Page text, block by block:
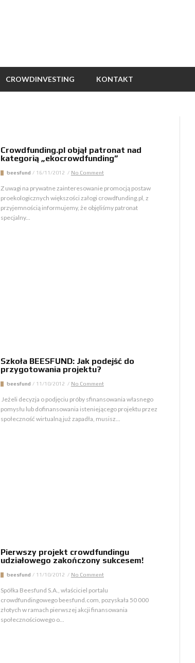
CROWDINVESTING KONTAKT
Crowdfunding.pl objął patronat nad
kategorią „ekocrowdfunding”
beesfund / 16/11/2012 / No Comment
Z uwagi na prywatne zainteresowanie promocją postaw
proekologicznych większości załogi crowdfunding.pl, z
przyjemnością informujemy, że objęliśmy patronat
specjalny...
Szkoła BEESFUND: Jak podejść do
przygotowania projektu?
beesfund / 11/10/2012 / No Comment
Jeżeli decyzja o podjęciu próby sfinansowania własnego
pomysłu lub dofinansowania isteniejącego projektu przez
społeczność wirtualną już zapadła, musisz...
Pierwszy projekt crowdfundingu
udziałowego zakończony sukcesem!
beesfund / 11/10/2012 / No Comment
Spółka Beesfund S.A., właściciel portalu
crowdfundingowego beesfund.com, pozyskała 50 000
złotych w ramach pierwszej akcji finansowania
społecznościowego o...